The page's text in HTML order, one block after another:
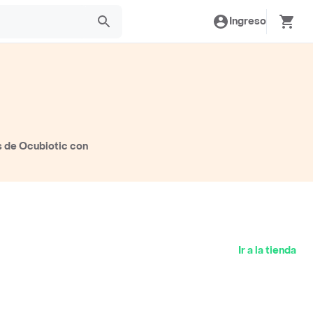
Ingreso
de Ocubiotic con
Ir a la tienda